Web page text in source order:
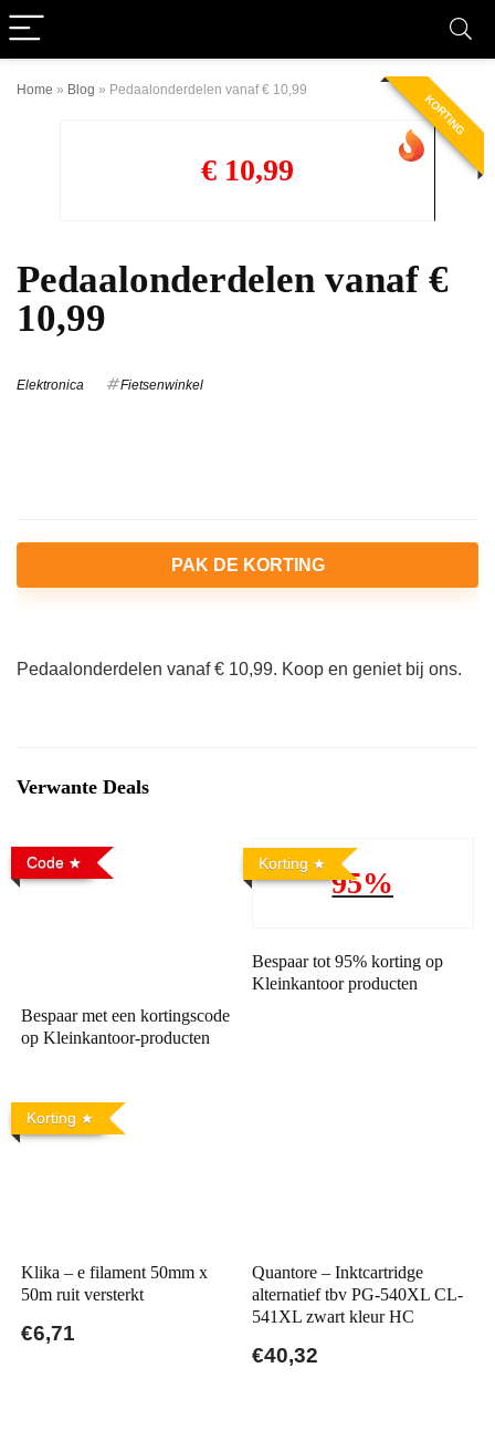
Home » Blog » Pedaalonderdelen vanaf € 10,99
KORTING
€ 10,99
Pedaalonderdelen vanaf €
10,99
Elektronica Fietsenwinkel
PAK DE KORTING
Pedaalonderdelen vanaf € 10,99. Koop en geniet bij ons.
Verwante Deals
Code
Bespaar met een kortingscode
op Kleinkantoor-producten
Korting
95%
Bespaar tot 95% korting op
Kleinkantoor producten
Korting
Klika – e filament 50mm x
50m ruit versterkt
€6,71
Quantore – Inktcartridge
alternatief tbv PG-540XL CL-
541XL zwart kleur HC
€40,32